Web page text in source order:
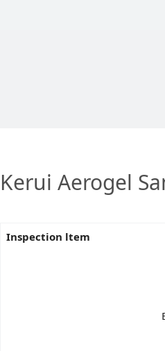
Kerui Aerogel
Inspection ltem